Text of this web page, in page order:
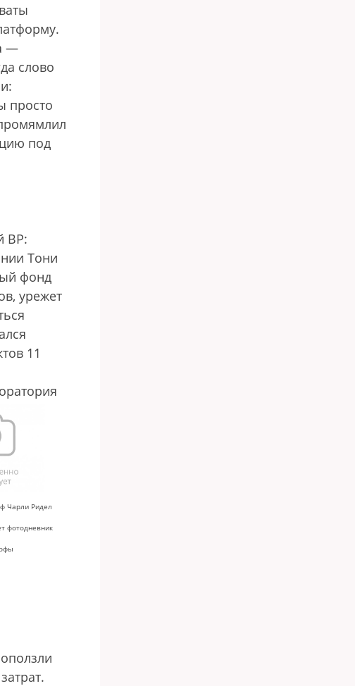
—
слово
просто
под
BP:
Тони
фонд
урежет
11
Чарли Ридел
фотодневник